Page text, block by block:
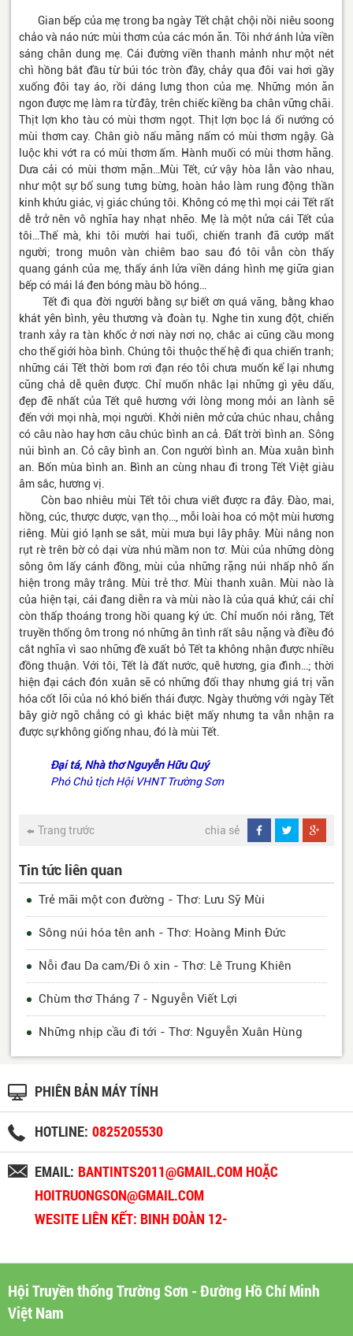
Gian bếp của mẹ trong ba ngày Tết chật chội nồi niêu soong
chảo và náo nức mùi thơm của các món ăn. Tôi nhớ ánh lửa viền
sáng chân dung mẹ. Cái đường viền thanh mảnh như một nét
chì hồng bắt đầu từ búi tóc tròn đầy, chảy qua đôi vai hơi gầy
xuống đôi tay áo, rồi dáng lưng thon của mẹ. Những món ăn
ngon được mẹ làm ra từ đây, trên chiếc kiềng ba chân vững chãi.
Thịt lợn kho tàu có mùi thơm ngọt. Thịt lợn bọc lá ổi nướng có
mùi thơm cay. Chân giò nấu măng nấm có mùi thơm ngậy. Gà
luộc khi vớt ra có mùi thơm ấm. Hành muối có mùi thơm hăng.
Dưa cải có mùi thơm mặn…Mùi Tết, cứ vậy hòa lẫn vào nhau,
như một sự bổ sung tưng bừng, hoàn hảo làm rung động thần
kinh khứu giác, vị giác chúng tôi. Không có mẹ thì mọi cái Tết rất
dễ trở nên vô nghĩa hay nhạt nhẽo. Mẹ là một nửa cái Tết của
tôi…Thế mà, khi tôi mười hai tuổi, chiến tranh đã cướp mất
người; trong muôn vàn chiêm bao sau đó tôi vẫn còn thấy
quang gánh của mẹ, thấy ánh lửa viền dáng hình mẹ giữa gian
bếp có mái lá đen bóng màu bồ hóng…
Tết đi qua đời người bằng sự biết ơn quá vãng, bằng khao
khát yên bình, yêu thương và đoàn tụ. Nghe tin xung đột, chiến
tranh xảy ra tàn khốc ở nơi này nơi nọ, chắc ai cũng cầu mong
cho thế giới hòa bình. Chúng tôi thuộc thế hệ đi qua chiến tranh;
những cái Tết thời bom rơi đạn réo tôi chưa muốn kể lại nhưng
cũng chả dễ quên được. Chỉ muốn nhắc lại những gì yêu dấu,
đẹp đẽ nhất của Tết quê hương với lòng mong mỏi an lành sẽ
đến với mọi nhà, mọi người. Khởi niên mở cửa chúc nhau, chẳng
có câu nào hay hơn câu chúc bình an cả. Đất trời bình an. Sông
núi bình an. Cỏ cây bình an. Con người bình an. Mùa xuân bình
an. Bốn mùa bình an. Bình an cùng nhau đi trong Tết Việt giàu
âm sắc, hương vị.
Còn bao nhiêu mùi Tết tôi chưa viết được ra đây. Đào, mai,
hồng, cúc, thược dược, vạn thọ…, mỗi loài hoa có một mùi hương
riêng. Mùi gió lạnh se sắt, mùi mưa bụi lây phây. Mùi nắng non
rụt rè trên bờ cỏ dại vừa nhú mầm non tơ. Mùi của những dòng
sông ôm lấy cánh đồng, mùi của những rặng núi nhấp nhô ẩn
hiện trong mây trắng. Mùi trẻ thơ. Mùi thanh xuân. Mùi nào là
của hiện tại, cái đang diễn ra và mùi nào là của quá khứ, cái chỉ
còn thấp thoáng trong hồi quang ký ức. Chỉ muốn nói rằng, Tết
truyền thống ôm trong nó những ân tình rất sâu nặng và điều đó
cắt nghĩa vì sao những đề xuất bỏ Tết ta không nhận được nhiều
đồng thuận. Với tôi, Tết là đất nước, quê hương, gia đình…; thời
hiện đại cách đón xuân sẽ có những đổi thay nhưng giá trị văn
hóa cốt lõi của nó khó biến thái được. Ngày thường với ngày Tết
bây giờ ngỡ chẳng có gì khác biệt mấy nhưng ta vẫn nhận ra
được sự không giống nhau, đó là mùi Tết.
Đại tá, Nhà thơ Nguyễn Hữu Quý
Phó Chủ tịch Hội VHNT Trường Sơn
Trang trước chia sẻ
Tin tức liên quan
Trẻ mãi một con đường - Thơ: Lưu Sỹ Mùi
Sông núi hóa tên anh - Thơ: Hoàng Minh Đức
Nỗi đau Da cam/Đi ô xin - Thơ: Lê Trung Khiên
Chùm thơ Tháng 7 - Nguyễn Viết Lợi
Những nhịp cầu đi tới - Thơ: Nguyễn Xuân Hùng
PHIÊN BẢN MÁY TÍNH
HOTLINE: 0825205530
EMAIL: BANTINTS2011@GMAIL.COM HOẶC
HOITRUONGSON@GMAIL.COM
WESITE LIÊN KẾT: BINH ĐOÀN 12-
Hội Truyền thống Trường Sơn - Đường Hồ Chí Minh
Việt Nam